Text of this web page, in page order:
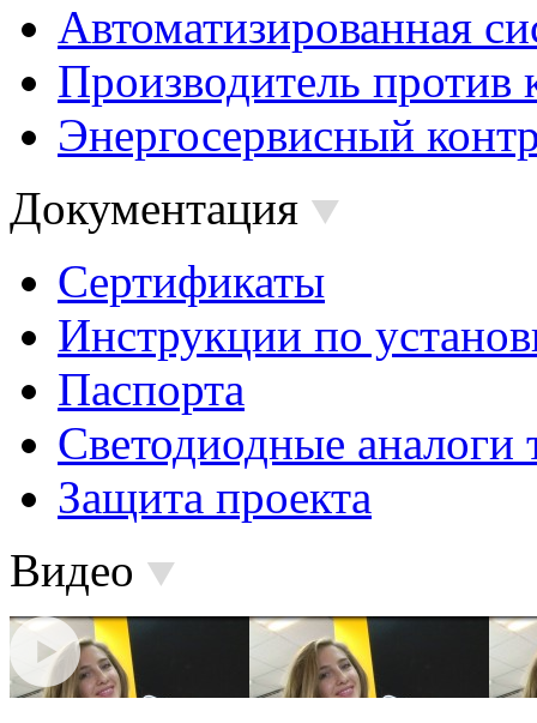
Автоматизированная
Производитель против
Энергосервисный
Документация
Сертификаты
Инструкции по
Паспорта
Светодиодные аналоги
Защита проекта
Видео